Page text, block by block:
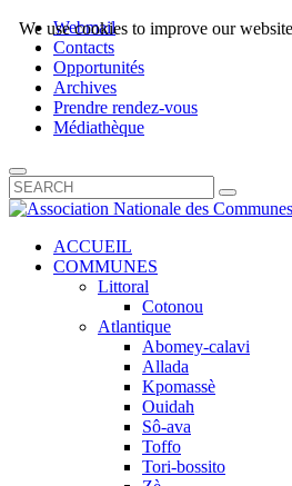
Webmail
Contacts
Opportunités
Archives
Prendre rendez-vous
Médiathèque
ACCUEIL
COMMUNES
Littoral
Cotonou
Atlantique
Abomey-calavi
Allada
Kpomassè
Ouidah
Sô-ava
Toffo
Tori-bossito
We use cookies to improve our